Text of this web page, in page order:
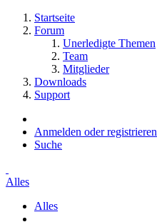
Startseite
Forum
Unerledigte Themen
Team
Mitglieder
Downloads
Support
Anmelden oder registrieren
Suche
Alles
Alles